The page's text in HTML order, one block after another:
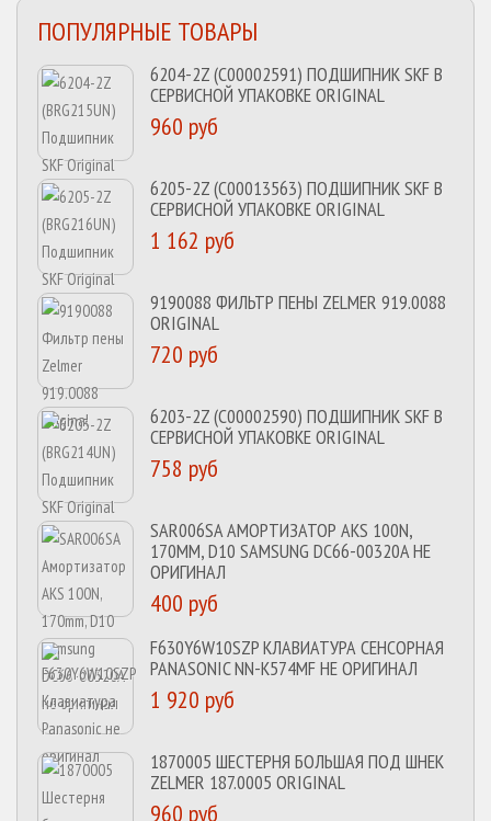
ПОПУЛЯРНЫЕ ТОВАРЫ
6204-2Z (C00002591) ПОДШИПНИК SKF В
СЕРВИСНОЙ УПАКОВКЕ ORIGINAL
960 руб
6205-2Z (C00013563) ПОДШИПНИК SKF В
СЕРВИСНОЙ УПАКОВКЕ ORIGINAL
1 162 руб
9190088 ФИЛЬТР ПЕНЫ ZELMER 919.0088
ORIGINAL
720 руб
6203-2Z (C00002590) ПОДШИПНИК SKF В
СЕРВИСНОЙ УПАКОВКЕ ORIGINAL
758 руб
SAR006SA АМОРТИЗАТОР AKS 100N,
170MM, D10 SAMSUNG DC66-00320A НЕ
ОРИГИНАЛ
400 руб
F630Y6W10SZP КЛАВИАТУРА СЕНСОРНАЯ
PANASONIC NN-K574MF НЕ ОРИГИНАЛ
1 920 руб
1870005 ШЕСТЕРНЯ БОЛЬШАЯ ПОД ШНЕК
ZELMER 187.0005 ORIGINAL
960 руб